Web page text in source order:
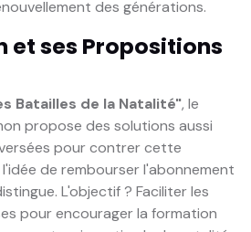
des générations.
et ses Propositions
Batailles de la Natalité", le
propose des solutions aussi
pour contrer cette
l'idée de rembourser l'abonnement
L'objectif ? Faciliter les
pour encourager la formation